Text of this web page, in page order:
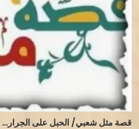
قصة مثل شعبي/ الحبل على الجرار…